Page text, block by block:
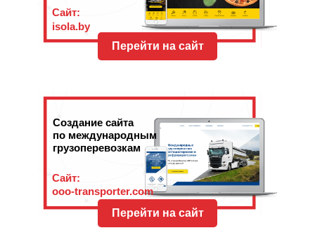
Создание сайта
по международным
грузоперевозкам
Перейти на сайт
Сайт:
ooo-transporter.com
Перейти на сайт
Сайт:
isola.by